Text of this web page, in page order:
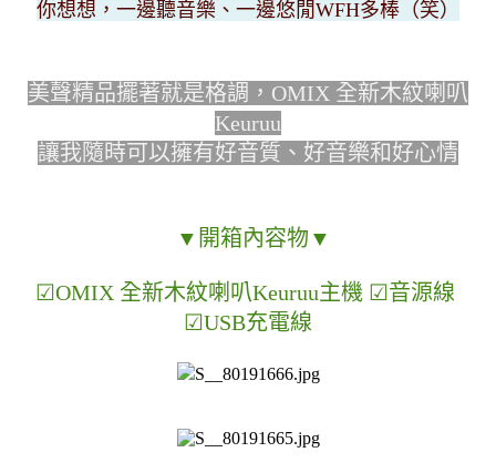
你想想，一邊聽音樂、一邊悠閒WFH多棒（笑）
美聲精品擺著就是格調，OMIX 全新木紋喇叭
Keuruu
讓我隨時可以擁有好音質、好音樂和好心情
▼開箱內容物▼
☑OMIX 全新木紋喇叭Keuruu主機 ☑音源線
☑USB充電線